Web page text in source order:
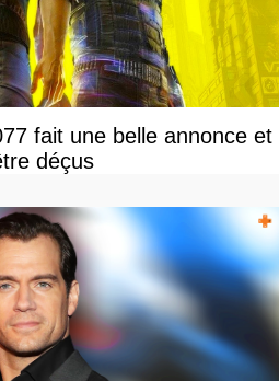
fait une belle annonce et
déçus